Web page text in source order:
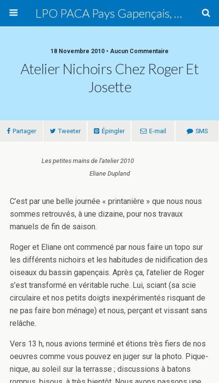
LPO PACA Pays Gapençais, groupe local
18 Novembre 2010 • Aucun Commentaire
Atelier Nichoirs Chez Roger Et
Josette
Partager Tweeter Épingler E-mail SMS
Les petites mains de l’atelier 2010
Eliane Dupland
C’est par une belle journée « printanière » que nous nous
sommes retrouvés, à une dizaine, pour nos travaux
manuels de fin de saison.
Roger et Eliane ont commencé par nous faire un topo sur
les différents nichoirs et les habitudes de nidification des
oiseaux du bassin gapençais. Après ça, l’atelier de Roger
s’est transformé en véritable ruche. Lui, sciant (sa scie
circulaire et nos petits doigts inexpérimentés risquant de
ne pas faire bon ménage) et nous, perçant et vissant sans
relâche.
Vers 13 h, nous avions terminé et étions très fiers de nos
oeuvres comme vous pouvez en juger sur la photo. Pique-
nique, au soleil sur la terrasse ; discussions à batons